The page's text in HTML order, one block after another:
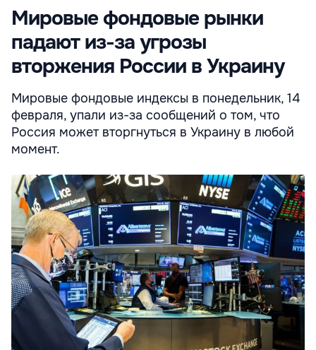
Мировые фондовые рынки
падают из-за угрозы
вторжения России в Украину
Мировые фондовые индексы в понедельник, 14
февраля, упали из-за сообщений о том, что
Россия может вторгнуться в Украину в любой
момент.